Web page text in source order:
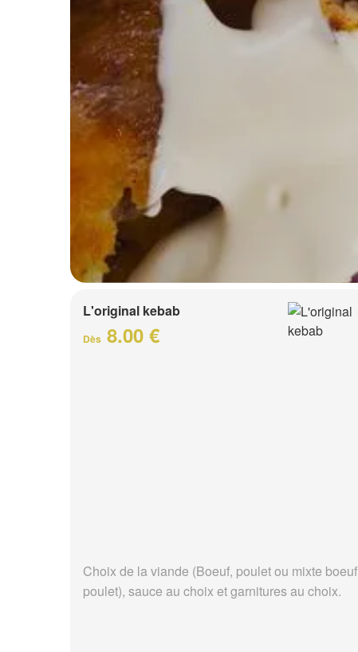
L'original kebab
Dès 8.00 €
Choix de la viande (Boeuf, poulet ou mixte boeuf
poulet), sauce au choix et garnitures au choix.